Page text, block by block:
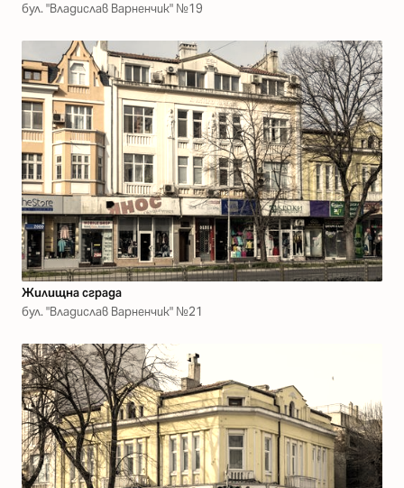
бул. "Владислав Варненчик" №19
Жилищна сграда
бул. "Владислав Варненчик" №21